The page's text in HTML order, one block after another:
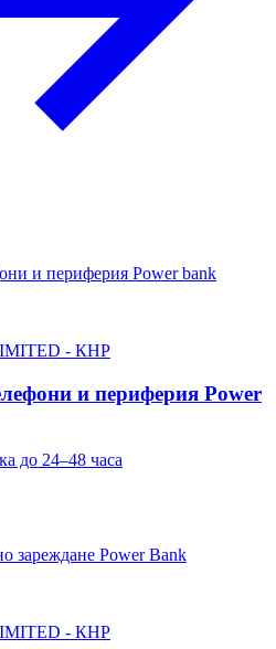
- КНР
и периферия Power
до 24–48 часа
- КНР